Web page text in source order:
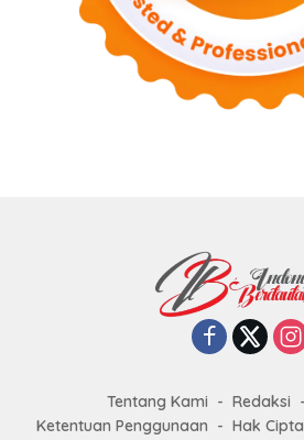
Tentang Kami Redaksi
Ketentuan Penggunaan
Hak Cipta